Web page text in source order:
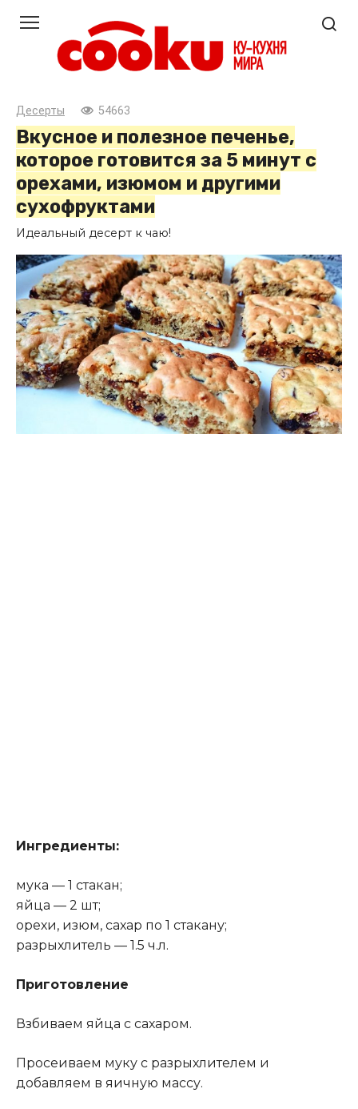
контенту
Десерты 54663
Вкусное и полезное печенье,
которое готовится за 5 минут с
орехами, изюмом и другими
сухофруктами
Идеальный десерт к чаю!
Ингредиенты:
мука — 1 стакан;
яйца — 2 шт;
орехи, изюм, сахар по 1 стакану;
разрыхлитель — 1.5 ч.л.
Приготовление
Взбиваем яйца с сахаром.
Просеиваем муку с разрыхлителем и
добавляем в яичную массу.